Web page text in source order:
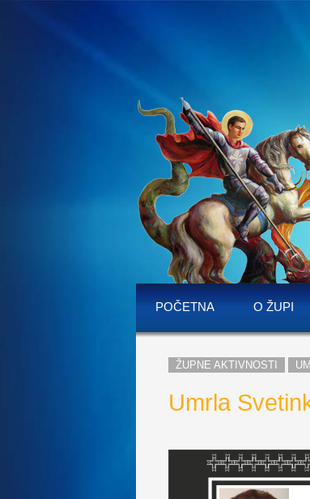
POČETNA O ŽUPI
ŽUPNE AKTIVNOSTI
Umrla